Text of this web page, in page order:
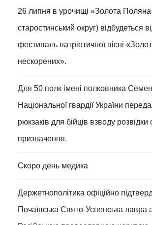
26 липня в урочищі «Золота
старостинський округ) відбудеться
фестиваль патріотичної пісні
нескорених».
Для 50 полк імені полковника
Національної гвардії України
рюкзаків для бійців взводу розвідки
призначення.
Скоро день медика
Держетнополітика офіційно
Почаївська Свято-Успенська лавра